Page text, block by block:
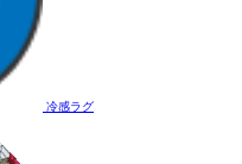
冷感ラグ